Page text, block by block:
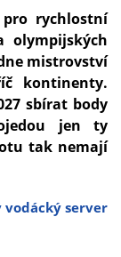
rychlostní
mistrovství
kontinenty.
sbírat body
jen ty
tak nemají
vodácký server